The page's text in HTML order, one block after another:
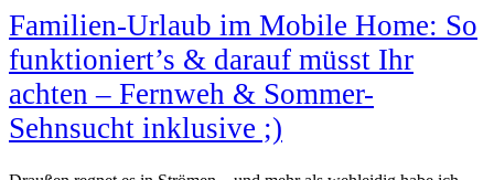
Familien-Urlaub im Mobile Home: So
funktioniert’s & darauf müsst Ihr
achten – Fernweh & Sommer-
Sehnsucht inklusive ;)